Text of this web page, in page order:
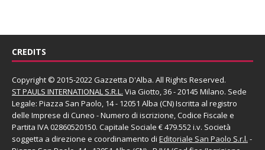
CREDITS
Copyright © 2015-2022 Gazzetta D'Alba. All Rights Reserved.
ST PAULS INTERNATIONAL S.R.L. Via Giotto, 36 - 20145 Milano. Sede
Legale: Piazza San Paolo, 14 - 12051 Alba (CN) Iscritta al registro
delle Imprese di Cuneo - Numero di iscrizione, Codice Fiscale e
Partita IVA 02860520150. Capitale Sociale € 479.552 i.v. Società
soggetta a direzione e coordinamento di Editoriale San Paolo S.r.l. -